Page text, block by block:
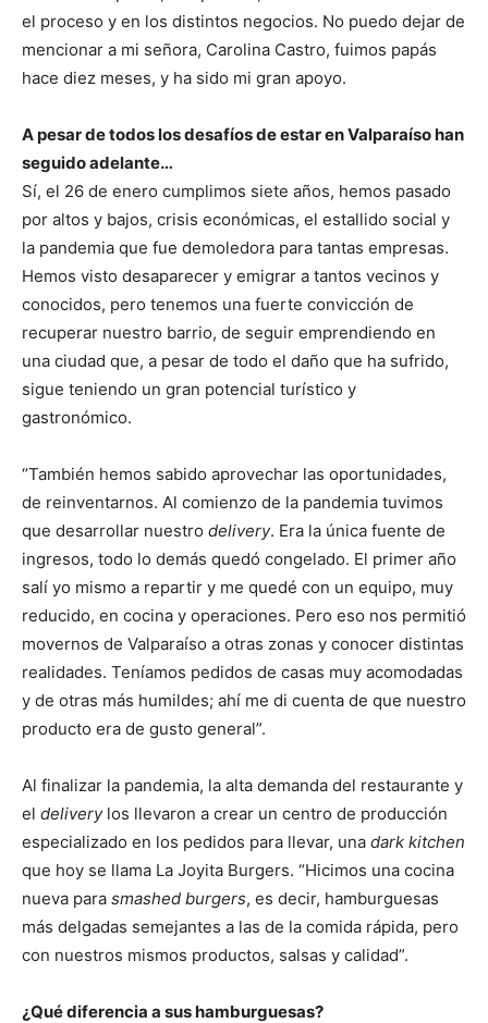
el proceso y en los distintos negocios. No puedo dejar de
mencionar a mi señora, Carolina Castro, fuimos papás
hace diez meses, y ha sido mi gran apoyo.
A pesar de todos los desafíos de estar en Valparaíso han
seguido adelante…
Sí, el 26 de enero cumplimos siete años, hemos pasado
por altos y bajos, crisis económicas, el estallido social y
la pandemia que fue demoledora para tantas empresas.
Hemos visto desaparecer y emigrar a tantos vecinos y
conocidos, pero tenemos una fuerte convicción de
recuperar nuestro barrio, de seguir emprendiendo en
una ciudad que, a pesar de todo el daño que ha sufrido,
sigue teniendo un gran potencial turístico y
gastronómico.
“También hemos sabido aprovechar las oportunidades,
de reinventarnos. Al comienzo de la pandemia tuvimos
que desarrollar nuestro delivery. Era la única fuente de
ingresos, todo lo demás quedó congelado. El primer año
salí yo mismo a repartir y me quedé con un equipo, muy
reducido, en cocina y operaciones. Pero eso nos permitió
movernos de Valparaíso a otras zonas y conocer distintas
realidades. Teníamos pedidos de casas muy acomodadas
y de otras más humildes; ahí me di cuenta de que nuestro
producto era de gusto general”.
Al finalizar la pandemia, la alta demanda del restaurante y
el deliverylos llevaron a crear un centro de producción
especializado en los pedidos para llevar, una dark kitchen
que hoy se llama La Joyita Burgers. “Hicimos una cocina
nueva para smashed burgers, es decir, hamburguesas
más delgadas semejantes a las de la comida rápida, pero
con nuestros mismos productos, salsas y calidad”.
¿Qué diferencia a sus hamburguesas?